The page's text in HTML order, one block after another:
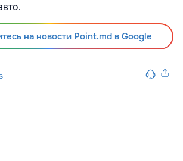
на новости Point.md в Google